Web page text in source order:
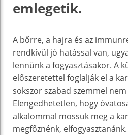
emlegetik.
A bőrre, a hajra és az
rendkívül jó hatással van,
lennünk a fogyasztásakor. A
előszeretettel foglalják el a
sokszor szabad szemmel
Elengedhetetlen, hogy
alkalommal mossuk meg a
megfőznénk, elfogyasztanánk.